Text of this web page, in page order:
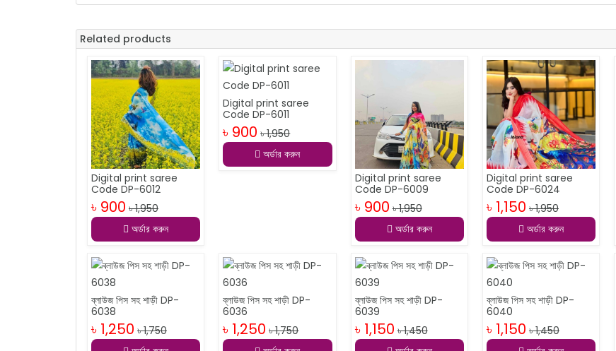
Related products
Digital print saree
Code DP-6012
৳ 900 ৳ 1,950
অর্ডার করুন
Digital print saree
Code DP-6011
৳ 900 ৳ 1,950
অর্ডার করুন
Digital print saree
Code DP-6009
৳ 900 ৳ 1,950
অর্ডার করুন
Digital print saree
Code DP-6024
৳ 1,150 ৳ 1,950
অর্ডার করুন
ব্লাউজ পিস সহ শাড়ী DP-
6038
৳ 1,250 ৳ 1,750
ব্লাউজ পিস সহ শাড়ী DP-
6036
৳ 1,250 ৳ 1,750
ব্লাউজ পিস সহ শাড়ী DP-
6039
৳ 1,150 ৳ 1,450
ব্লাউজ পিস সহ শাড়ী DP-
6040
৳ 1,150 ৳ 1,450